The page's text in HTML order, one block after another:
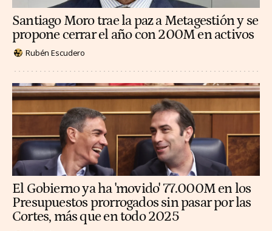
Santiago Moro trae la paz a Metagestión y se
propone cerrar el año con 200M en activos
Rubén Escudero
El Gobierno ya ha 'movido' 77.000M en los
Presupuestos prorrogados sin pasar por las
Cortes, más que en todo 2025